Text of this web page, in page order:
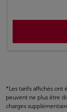
*Les tarifs affichés ont
peuvent ne plus être
charges